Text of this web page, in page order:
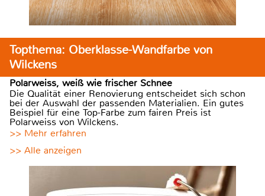
Topthema: Oberklasse-Wandfarbe von
Wilckens
Polarweiss, weiß wie frischer Schnee
Die Qualität einer Renovierung entscheidet sich schon
bei der Auswahl der passenden Materialien. Ein gutes
Beispiel für eine Top-Farbe zum fairen Preis ist
Polarweiss von Wilckens.
>> Mehr erfahren
>> Alle anzeigen